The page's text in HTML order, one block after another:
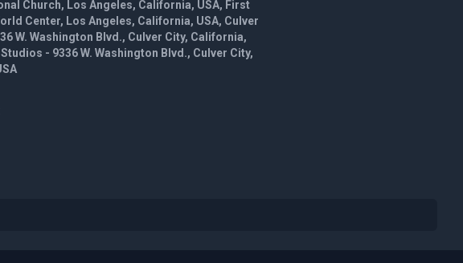
Church, Los Angeles, California, USA, First
Center, Los Angeles, California, USA, Culver
W. Washington Blvd., Culver City, California,
- 9336 W. Washington Blvd., Culver City,